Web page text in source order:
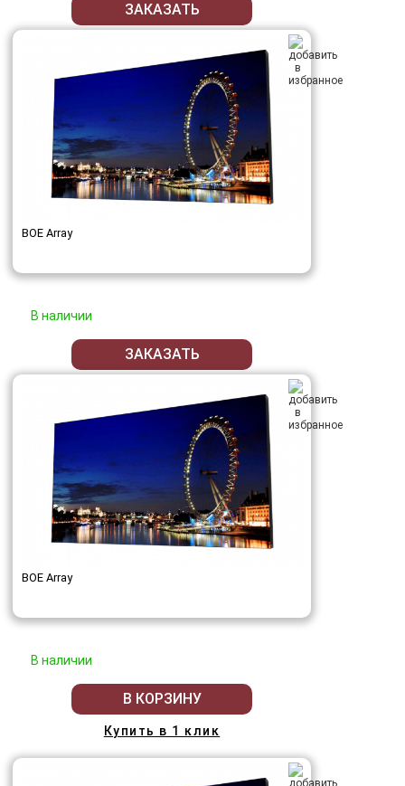
ЗАКАЗАТЬ
BOE Array
В наличии
ЗАКАЗАТЬ
BOE Array
В наличии
В КОРЗИНУ
Купить в 1 клик